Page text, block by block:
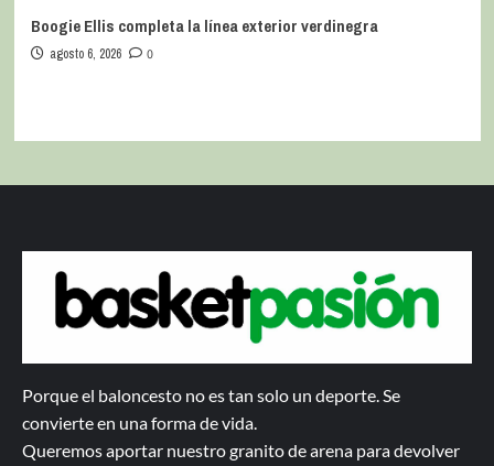
Boogie Ellis completa la línea exterior verdinegra
agosto 6, 2026 0
Porque el baloncesto no es tan solo un deporte. Se
convierte en una forma de vida.
Queremos aportar nuestro granito de arena para devolver